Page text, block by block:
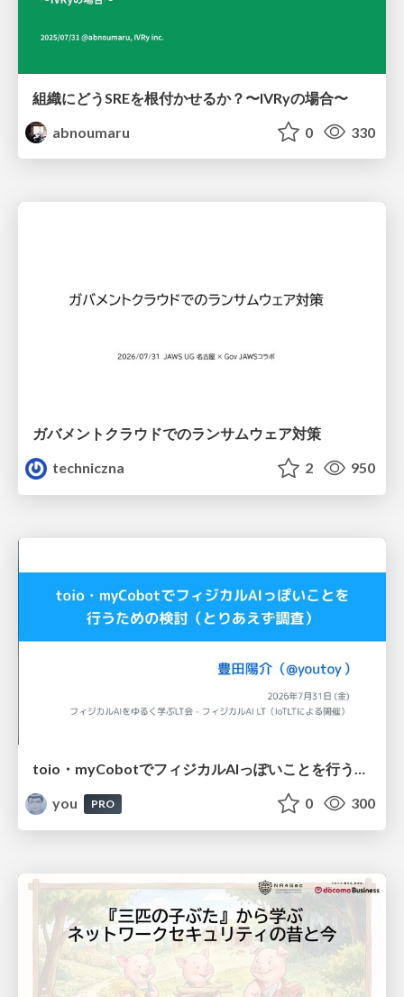
組織にどうSREを根付かせるか？〜IVRyの場合〜
abnoumaru
0 330
ガバメントクラウドでのランサムウェア対策
techniczna
2 950
toio・myCobotでフィジカルAIっぽいことを行うための検討（とりあえず調査） / フィジカルAI LT（IoTLTによる開催）
you
PRO 0 300